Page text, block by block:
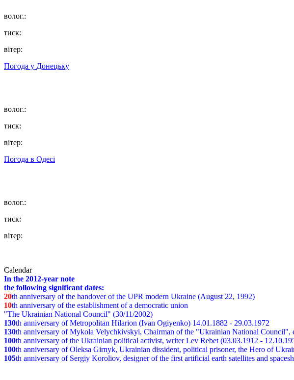
волог.:
тиск:
вітер:
Погода у Донецьку
волог.:
тиск:
вітер:
Погода в Одесі
волог.:
тиск:
вітер:
Calendar
In the 2012-year note
the following significant dates:
20th anniversary of the handover of the UPR modern Ukraine (August 22, 1992)
10th anniversary of the establishment of a democratic union
"The Ukrainian National Council" (30/11/2002)
130th anniversary of Metropolitan Hilarion (Ivan Ogiyenko) 14.01.1882 - 29.03.1972
130th anniversary of Mykola Velychkivskyi, Chairman of the "Ukrainian National Council",
100th anniversary of the Ukrainian political activist, writer Lev Rebet (03.03.1912 -
100th anniversary of Oleksa Girnyk, Ukrainian dissident, political prisoner, the Hero of
105th anniversary of Sergiy Koroliov, designer of the first artificial earth satellites and